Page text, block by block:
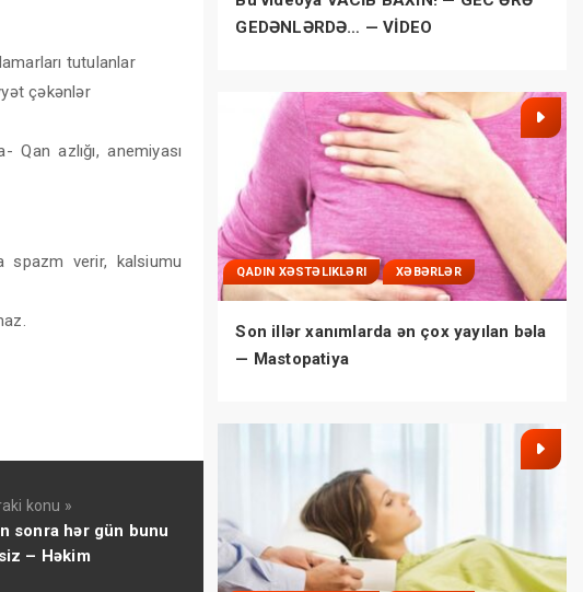
tutulanlar
çəkənlər
azlığı, anemiyası
spazm verir, kalsiumu
konu »
sonra hər gün bunu
– Həkim
GEDƏNLƏRDƏ… — VİDEO
QADIN XƏSTƏLIKLƏRI XƏBƏRLƏR
Son illər xanımlarda ən çox yayılan bəla
— Mastopatiya